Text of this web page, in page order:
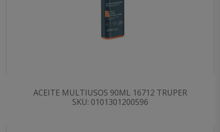
ACEITE MULTIUSOS 90ML 16712 TRUPER
SKU: 0101301200596